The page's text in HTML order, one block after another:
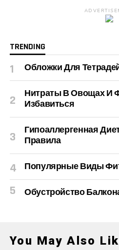
TRENDING
Обложки Для
Нитраты В Овощах И
Избавиться
Гипоаллергенная
Правила
Популярные Виды
Обустройство
You May Also